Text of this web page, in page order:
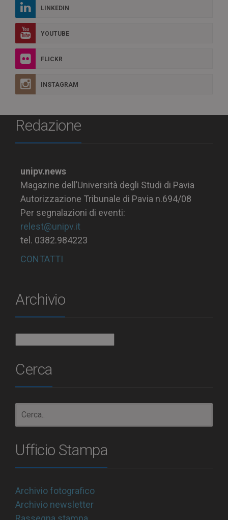
LINKEDIN
YOUTUBE
FLICKR
INSTAGRAM
Redazione
unipv.news
Magazine dell’Università degli Studi di Pavia
Autorizzazione Tribunale di Pavia n.694/08
Per segnalazioni di eventi:
relest@unipv.it
tel. 0382.984223
CONTATTI
Archivio
Cerca
Ufficio Stampa
Archivio fotografico
Archivio newsletter